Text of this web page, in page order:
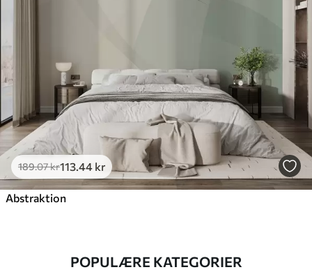
189.07kr113 .44 kr
Abstraktion
POPULÆRE KATEGORIER